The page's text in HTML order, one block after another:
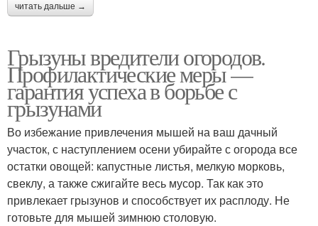
читать дальше →
Грызуны вредители огородов.
Профилактические меры —
гарантия успеха в борьбе с
грызунами
Во избежание привлечения мышей на ваш дачный
участок, с наступлением осени убирайте с огорода все
остатки овощей: капустные листья, мелкую морковь,
свеклу, а также сжигайте весь мусор. Так как это
привлекает грызунов и способствует их расплоду. Не
готовьте для мышей зимнюю столовую.